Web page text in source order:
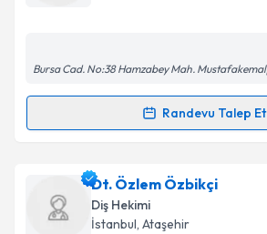
Kişisel verilerimin işlenmesine
Metni'ni okudum ve kişisel
Takvim Talebini
Bursa Cad. No:38 Hamzabey Mah.
Randevu Talep Et
Randevu Takvimi Talebi
Dr. Dt. Mustafa Dinçiçin randevu
oluşturun. Size bu uzmandan
takvim hazırlandığında e-posta ile
Dt. Özlem Özbikçi
Diş Hekimi
İstanbul, Ataşehir